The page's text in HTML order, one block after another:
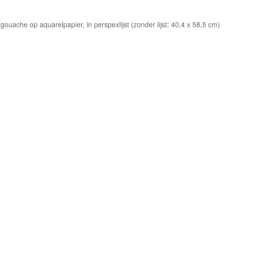
gouache op aquarelpapier, in perspexlijst (zonder lijst: 40,4 x 58,5 cm)